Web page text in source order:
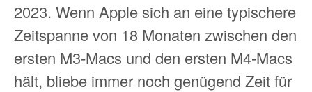
2023. Wenn Apple sich an eine typischere
Zeitspanne von 18 Monaten zwischen den
ersten M3-Macs und den ersten M4-Macs
hält, bliebe immer noch genügend Zeit für